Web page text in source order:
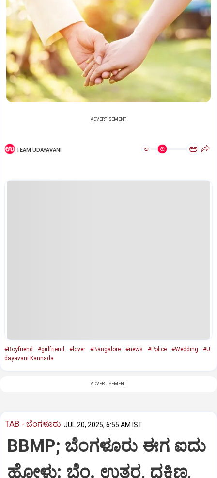
ADVERTISEMENT
TEAM UDAYAVANI ಅ ಅ
#Boyfriend #girlfriend #lover #Bangalore #news #Police #Wedding
#U
dayavani Kannada
ADVERTISEMENT
TAB - ಬೆಂಗಳೂರು JUL 20, 2025, 6:55 AM IST
BBMP; ಬೆಂಗಳೂರು ಈಗ ಐದು
ಹೋಳು: ಬೆಂ. ಉತ್ತರ, ದಕ್ಷಿಣ,